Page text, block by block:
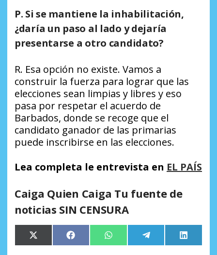
P. Si se mantiene la inhabilitación,
¿daría un paso al lado y dejaría
presentarse a otro candidato?
R. Esa opción no existe. Vamos a
construir la fuerza para lograr que las
elecciones sean limpias y libres y eso
pasa por respetar el acuerdo de
Barbados, donde se recoge que el
candidato ganador de las primarias
puede inscribirse en las elecciones.
Lea completa le entrevista en EL PAÍS
Caiga Quien Caiga Tu fuente de
noticias SIN CENSURA
Compartir
en
X
(Twitter)
Compartir
en
Facebook Compartir
en
WhatsApp Compartir
en
Telegram
en
LinkedIn